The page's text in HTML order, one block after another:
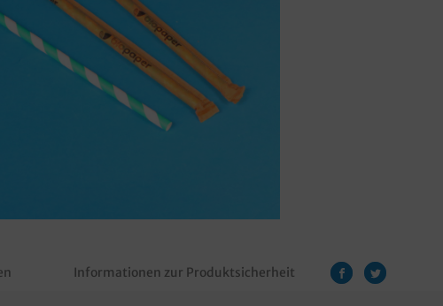
Informationen zur Produktsicherheit